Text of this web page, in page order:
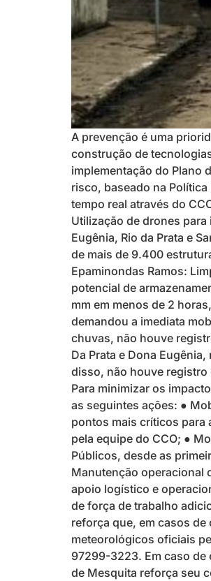
A prevenção é uma
construção de
implementação do Plano
risco, baseado na
tempo real através do
Utilização de drones
Eugênia, Rio da Prata e
de mais de 9.400
Epaminondas Ramos:
potencial de
mm em menos de 2
demandou a imediata
chuvas, não houve
Da Prata e Dona
disso, não houve registro
Para minimizar os
as seguintes ações: ●
pontos mais críticos para
pela equipe do CCO; ●
Públicos, desde as
Manutenção operacional
apoio logístico e
de força de trabalho
reforça que, em casos
meteorológicos oficiais
97299-3223. Em caso de
de Mesquita reforça seu